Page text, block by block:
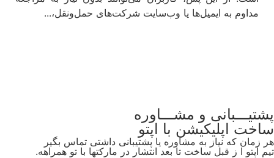
مداوم به ایمیل‌ها یا وب‌سایت شرکت‌های حمل‌ونقل،...
و مشـــاوره
اپلیکیشنبا اپتو
زمان که نیاز به مشاوره یا پشتیبانی داشتی تماس بگیر
اپتو ا ز قبل ساخت تا بعد انتشار در مارکتها با تو همراهه.